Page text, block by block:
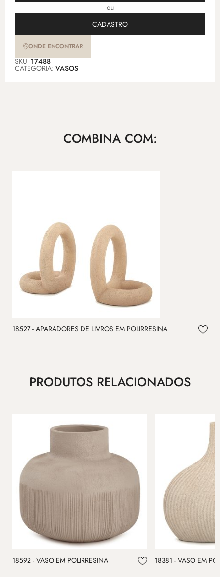
ou
CADASTRO
ONDE ENCONTRAR
SKU: 17488
CATEGORIA: VASOS
COMBINA COM:
18527 - APARADORES DE LIVROS EM POLIRRESINA
PRODUTOS RELACIONADOS
18592 - VASO EM POLIRRESINA 18381 - VASO EM